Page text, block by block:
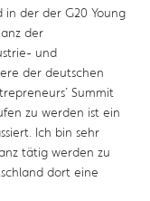
in der der G20 Young
der
und
der deutschen
Summit
zu werden ist ein
Ich bin sehr
tätig werden zu
dort eine